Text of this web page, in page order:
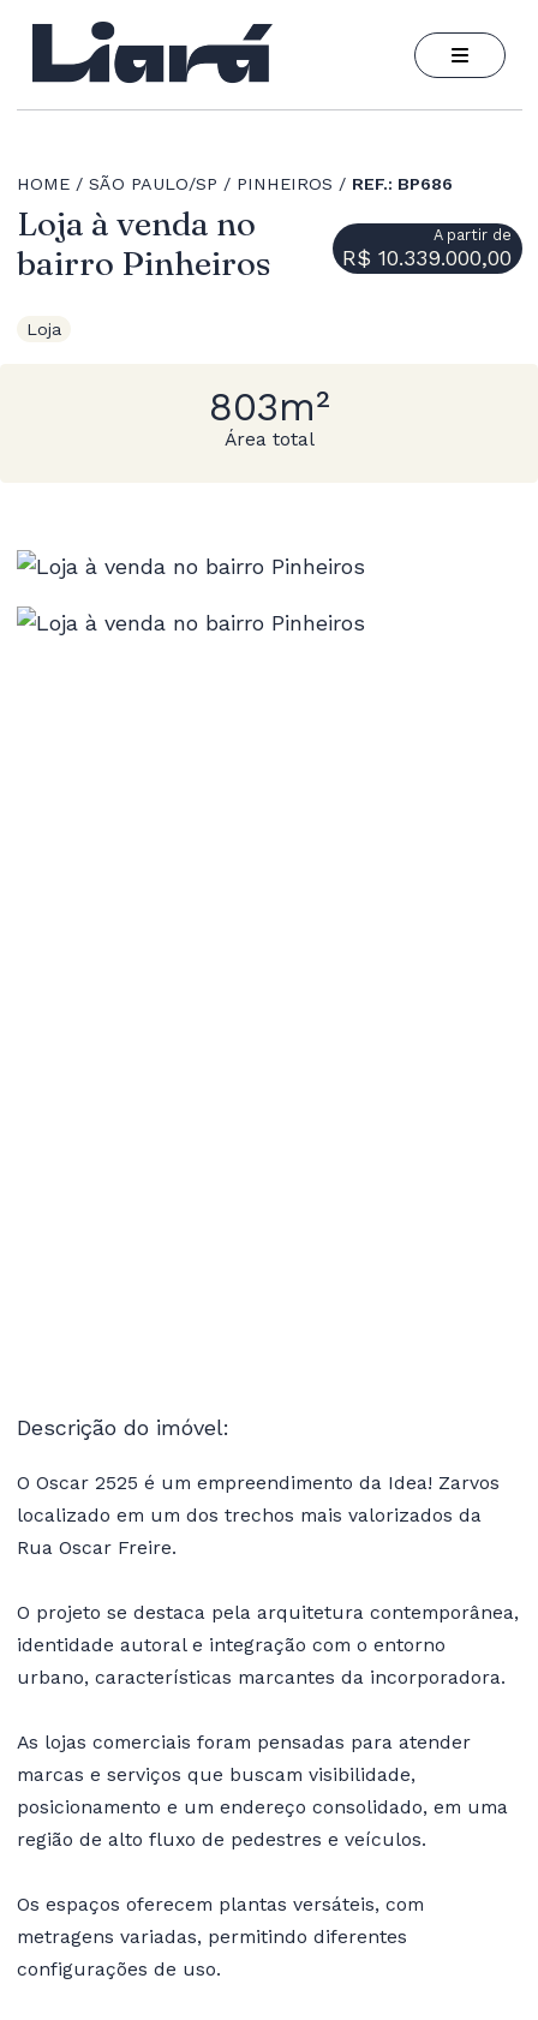
HOME SÃO PAULO/SP PINHEIROS REF.: BP686
Loja à venda no
bairro Pinheiros
A partir de
R$ 10.339.000,00
Loja
803m²
Área total
Descrição do imóvel:
O Oscar 2525 é um empreendimento da Idea! Zarvos
localizado em um dos trechos mais valorizados da
Rua Oscar Freire.
O projeto se destaca pela arquitetura contemporânea,
identidade autoral e integração com o entorno
urbano, características marcantes da incorporadora.
As lojas comerciais foram pensadas para atender
marcas e serviços que buscam visibilidade,
posicionamento e um endereço consolidado, em uma
região de alto fluxo de pedestres e veículos.
Os espaços oferecem plantas versáteis, com
metragens variadas, permitindo diferentes
configurações de uso.